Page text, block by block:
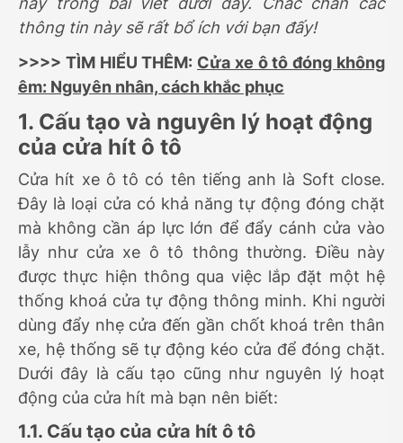
thông tin này sẽ rất bổ ích với bạn đấy!
>>>> TÌM HIỂU THÊM: Cửa xe ô tô đóng không
êm: Nguyên nhân, cách khắc phục
1. Cấu tạo và nguyên lý hoạt động
của cửa hít ô tô
Cửa hít xe ô tô có tên tiếng anh là Soft close.
Đây là loại cửa có khả năng tự động đóng chặt
mà không cần áp lực lớn để đẩy cánh cửa vào
lẫy như cửa xe ô tô thông thường. Điều này
được thực hiện thông qua việc lắp đặt một hệ
thống khoá cửa tự động thông minh. Khi người
dùng đẩy nhẹ cửa đến gần chốt khoá trên thân
xe, hệ thống sẽ tự động kéo cửa để đóng chặt.
Dưới đây là cấu tạo cũng như nguyên lý hoạt
động của cửa hít mà bạn nên biết:
1.1. Cấu tạo của cửa hít ô tô